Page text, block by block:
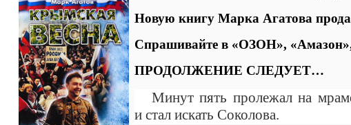
Новую книгу Марка Агатова
Спрашивайте в «ОЗОН»,
ПРОДОЛЖЕНИЕ СЛЕДУЕТ…
Минут пять пролежал на
и стал искать Соколова.